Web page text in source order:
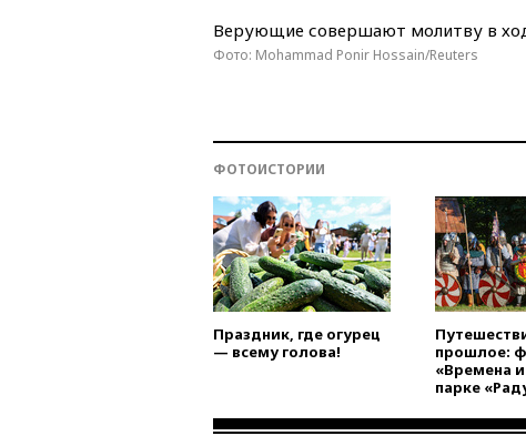
Верующие совершают молитву в
Фото: Mohammad Ponir Hossain/Reuters
ФОТОИСТОРИИ
Праздник, где огурец
— всему голова!
прошлое:
«Времена
парке